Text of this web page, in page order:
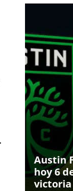
Austin
hoy 6
victoria